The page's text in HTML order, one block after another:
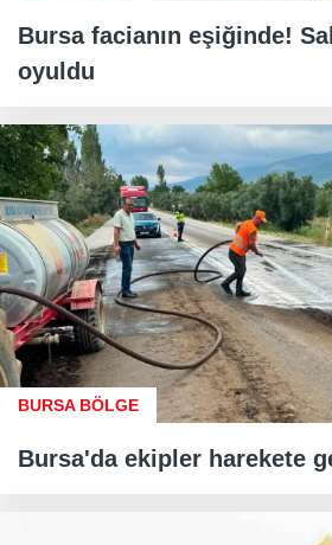
Bursa facianın eşiğinde!
oyuldu
BURSA BÖLGE
Bursa'da ekipler harekete